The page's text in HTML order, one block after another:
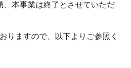
、本事業は終了とさせていただ
りますので、以下よりご参照く